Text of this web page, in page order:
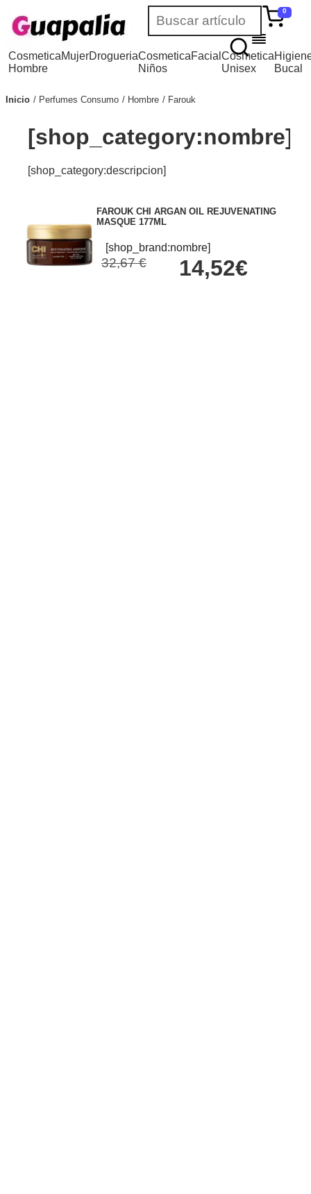
0
Cosmetica
Hombre
MujerDrogueriaCosmetica
Niños
FacialCosmetica
Unisex
Bucal
Inicio Perfumes Consumo Hombre Farouk
[shop_category:nombre]
[shop_category:descripcion]
FAROUK CHI ARGAN OIL REJUVENATING
MASQUE 177ML
[shop_brand:nombre]
32,67 € 14,52€